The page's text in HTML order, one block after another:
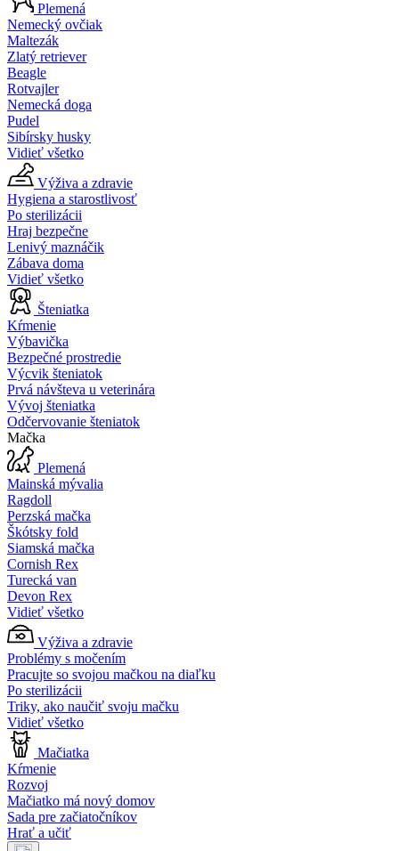
Plemená
Nemecký ovčiak
Maltezák
Zlatý retriever
Beagle
Rotvajler
Nemecká doga
Pudel
Sibírsky husky
Vidieť všetko
Výživa a zdravie
Hygiena a starostlivosť
Po sterilizácii
Hraj bezpečne
Lenivý maznáčik
Zábava doma
Vidieť všetko
Šteniatka
Kŕmenie
Výbavička
Bezpečné prostredie
Výcvik šteniatok
Prvá návšteva u veterinára
Vývoj šteniatka
Odčervovanie šteniatok
Mačka
Plemená
Mainská mývalia
Ragdoll
Perzská mačka
Škótsky fold
Siamská mačka
Cornish Rex
Turecká van
Devon Rex
Vidieť všetko
Výživa a zdravie
Problémy s močením
Pracujte so svojou mačkou na diaľku
Po sterilizácii
Triky, ako naučiť svoju mačku
Vidieť všetko
Mačiatka
Kŕmenie
Rozvoj
Mačiatko má nový domov
Sada pre začiatočníkov
Hrať a učiť